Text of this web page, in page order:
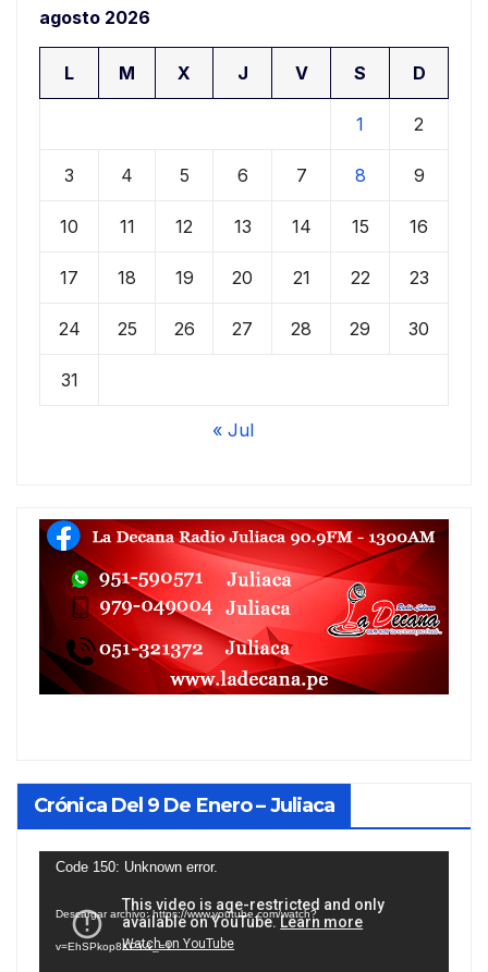
agosto 2026
L M X J V S D
1 2
3 4 5 6 7 8 9
10 11 12 13 14 15 16
17 18 19 20 21 22 23
24 25 26 27 28 29 30
31
« Jul
Crónica Del 9 De Enero – Juliaca
Reproductor
vídeo
Code 150: Unknown error.
Descargar archivo: https://www.youtube.com/watch?
v=EhSPkop8KPY&_=1